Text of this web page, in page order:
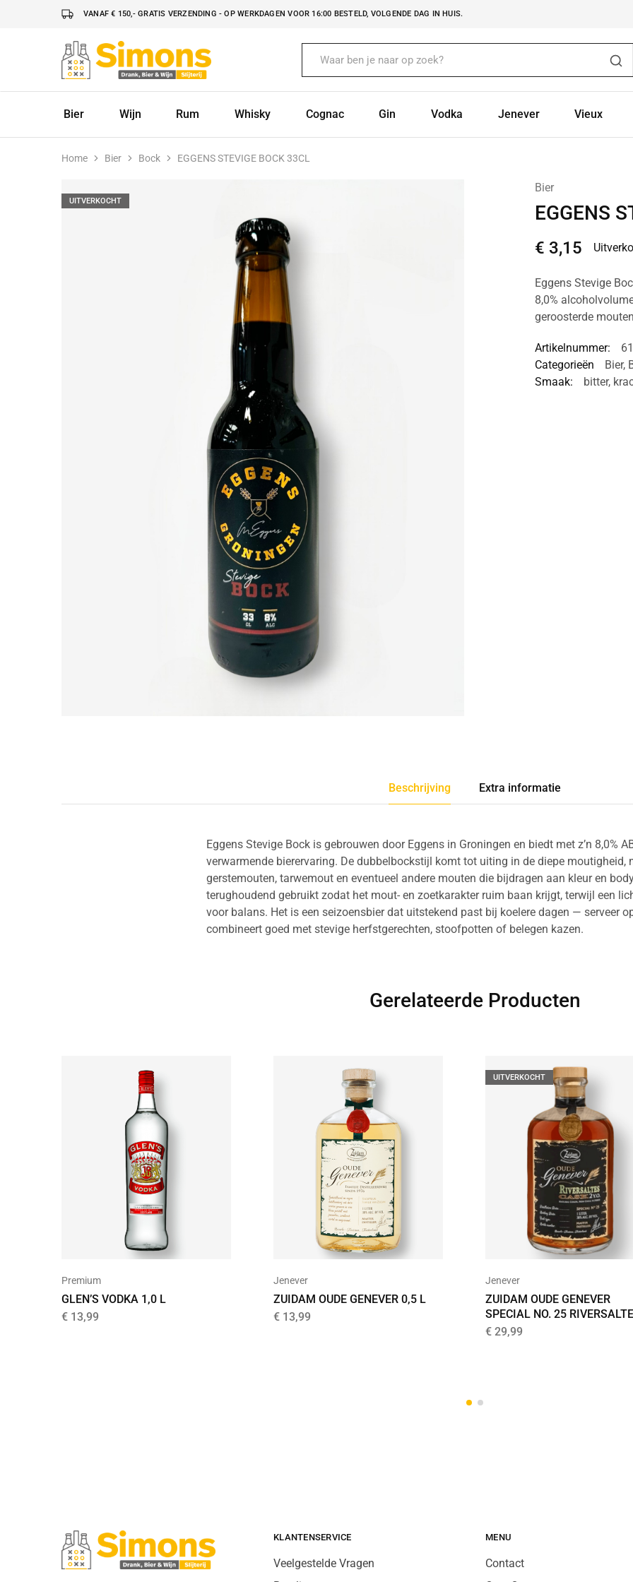
VANAF € 150,- GRATIS VERZENDING - OP WERKDAGEN VOOR 16:00 BESTELD, VOLGENDE DAG IN HUIS.
Simonsdrank.nl
Drank,
Bier
Bier
Wijn Rum Whisky Cognac Gin Vodka Jenever Vieux
Home Bier Bock EGGENS STEVIGE BOCK 33CL
UITVERKOCHT
Bier
EGGENS
€ 3,15
Eggens Stevige
8,0%
geroosterde
Artikelnummer:
Categorieën
Bier,
Smaak:
bitter,
Beschrijving Extra informatie
Eggens Stevige Bock is gebrouwen door Eggens in Groningen en biedt met z’n 8,0%
verwarmende bierervaring. De dubbelbockstijl komt tot uiting in de diepe moutigheid,
gerstemouten, tarwemout en eventueel andere mouten die bijdragen aan kleur en
terughoudend gebruikt zodat het mout- en zoetkarakter ruim baan krijgt, terwijl een
voor balans. Het is een seizoensbier dat uitstekend past bij koelere dagen — serveer
combineert goed met stevige herfstgerechten, stoofpotten of belegen kazen.
Gerelateerde Producten
Premium
GLEN’S VODKA 1,0 L
€ 13,99
Jenever
ZUIDAM OUDE GENEVER 0,5 L
€ 13,99
UITVERKOCHT
Jenever
ZUIDAM OUDE GENEVER
SPECIAL NO. 25
€ 29,99
KLANTENSERVICE
Veelgestelde Vragen
MENU
Contact